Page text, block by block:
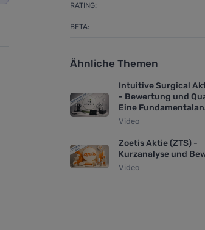
RATING:
BETA:
Ähnliche Themen
Intuitive Surgical
- Bewertung und
Eine
Video
Zoetis Aktie (ZTS) -
Kurzanalyse und
Video